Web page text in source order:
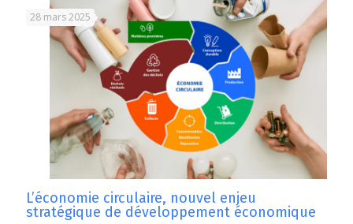
28 mars 2025
L’économie circulaire, nouvel enjeu
stratégique de développement économique